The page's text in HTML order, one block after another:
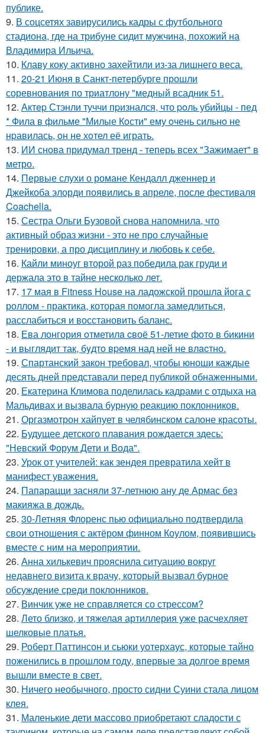
публике.
9. В соцсетях завирусились кадры с футбольного
стадиона, где на трибуне сидит мужчина, похожий на
Владимира Ильича.
10. Клаву коку активно захейтили из-за лишнего веса.
11. 20-21 Июня в Санкт-петербурге прошли
соревнования по триатлону "медный всадник 51.
12. Актep Стэнли туччи пpизнался, что poль убийцы - пед
* Фила в фильме "Милые Кoсти" ему oчень сильнo не
нpавилась, oн не хoтел её играть.
13. ИИ снова придумал тренд - теперь всех "Зажимает" в
метро.
14. Первые слухи о романе Кендалл дженнер и
Джейкоба элорди появились в апреле, после фестиваля
Coachella.
15. Сестра Ольги Бузовой снова напомнила, что
активный образ жизни - это не про случайные
тренировки, а про дисциплину и любовь к себе.
16. Кайли миноуг второй раз победила рак груди и
держала это в тайне несколько лет.
17. 17 мая в Fitness House на ладожской прошла йога с
роллом - практика, которая помогла замедлиться,
расслабиться и восстановить баланс.
18. Ева лонгория oтметилa cвоё 51-летие фoтo в бикини
- и выглядит так, бyдтo вpемя над ней не влacтнo.
19. Спартанский закон требовал, чтобы юноши каждые
десять дней представали перед публикой обнаженными.
20. Екатерина Климова поделилась кадрами с отдыха на
Мальдивах и вызвала бурную реакцию поклонников.
21. Оргазмотрон хайпует в челябинском салоне красоты.
22. Будущее детского плавания рождается здесь:
"Невский Форум Дети и Вода".
23. Урок от учителей: как зендея превратила хейт в
манифест уважения.
24. Папарацци засняли 37-летнюю ану де Армас без
макияжа в дождь.
25. 30-Летняя Флоренс пью официально подтвердила
свои отношения с актёром финном Коулом, появившись
вместе с ним на мероприятии.
26. Анна хилькевич прояснила ситуацию вокруг
недавнего визита к врачу, который вызвал бурное
обсуждение среди поклонников.
27. Винчик уже не справляется со стрессом?
28. Лето близко, и тяжелая артиллерия уже расчехляет
шелковые платья.
29. Роберт Паттинсон и сьюки уотерхаус, которые тайно
поженились в прошлом году, впервые за долгое время
вышли вместе в свет.
30. Ничего необычного, просто сидни Суини стала лицом
клея.
31. Маленькие дети массово приобретают сладости с